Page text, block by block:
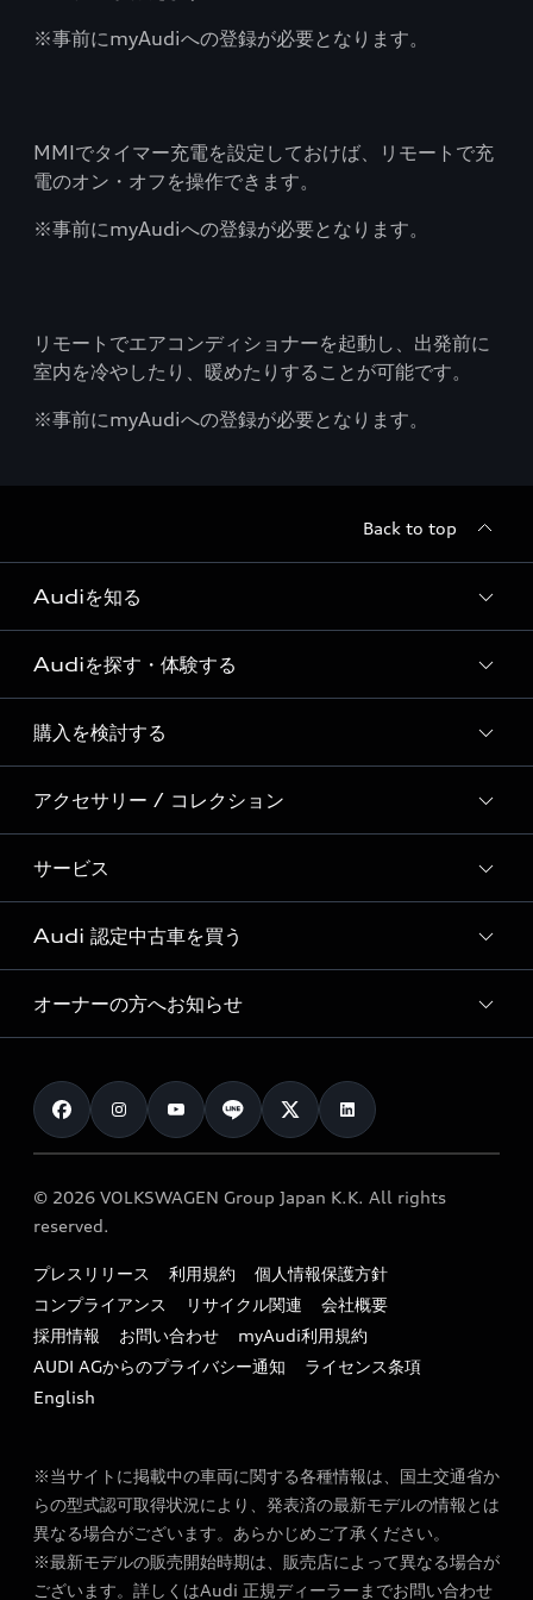
※事前にmyAudiへの登録が必要となります。
MMIでタイマー充電を設定しておけば、リモートで充
電のオン・オフを操作できます。
※事前にmyAudiへの登録が必要となります。
リモートでエアコンディショナーを起動し、出発前に
室内を冷やしたり、暖めたりすることが可能です。
※事前にmyAudiへの登録が必要となります。
Back to top
Audiを知る
Audi ブランド
Story of Progress
Audi Sport
Formula 1®
デジタルサービス
Audiを探す・体験する
ディーラー検索
新車在庫検索
試乗車・展示車検索
見積もり依頼
試乗予約
購入を検討する
モデル一覧
特別仕様モデル / 限定モデル
e-tronラインアップ
価格シミュレーション
車両比較
カタログ一覧
アクセサリー / コレクション
純正アクセサリー
オンラインショップ
Audi collection
アウディナビアプリ
サービス
サービス入庫予約
サービスプログラム
メンテナンス
車検 / 定期点検
e-tronアフターサポート
myAudi
Audi 認定中古車を買う
Audi認定中古車
クオリティ
保証
メンテナンス
ファイナンス
キャンペーン / イベント
買取査定
オーナーの方へお知らせ
お知らせ
オーナー様向けキャンペーン
特定整備適用車一覧
リサイクル法
よくある質問（FAQ）
© 2026 VOLKSWAGEN Group Japan K.K. All rights
reserved.
プレスリリース 利用規約
個人情報保護方針
コンプライアンス
リサイクル関連
会社概要
採用情報
お問い合わせ
myAudi利用規約
AUDI AGからのプライバシー通知
ライセンス条項
English
※当サイトに掲載中の車両に関する各種情報は、国土交通省か
らの型式認可取得状況により、発表済の最新モデルの情報とは
異なる場合がございます。あらかじめご了承ください。
※最新モデルの販売開始時期は、販売店によって異なる場合が
ございます。詳しくはAudi 正規ディーラーまでお問い合わせ